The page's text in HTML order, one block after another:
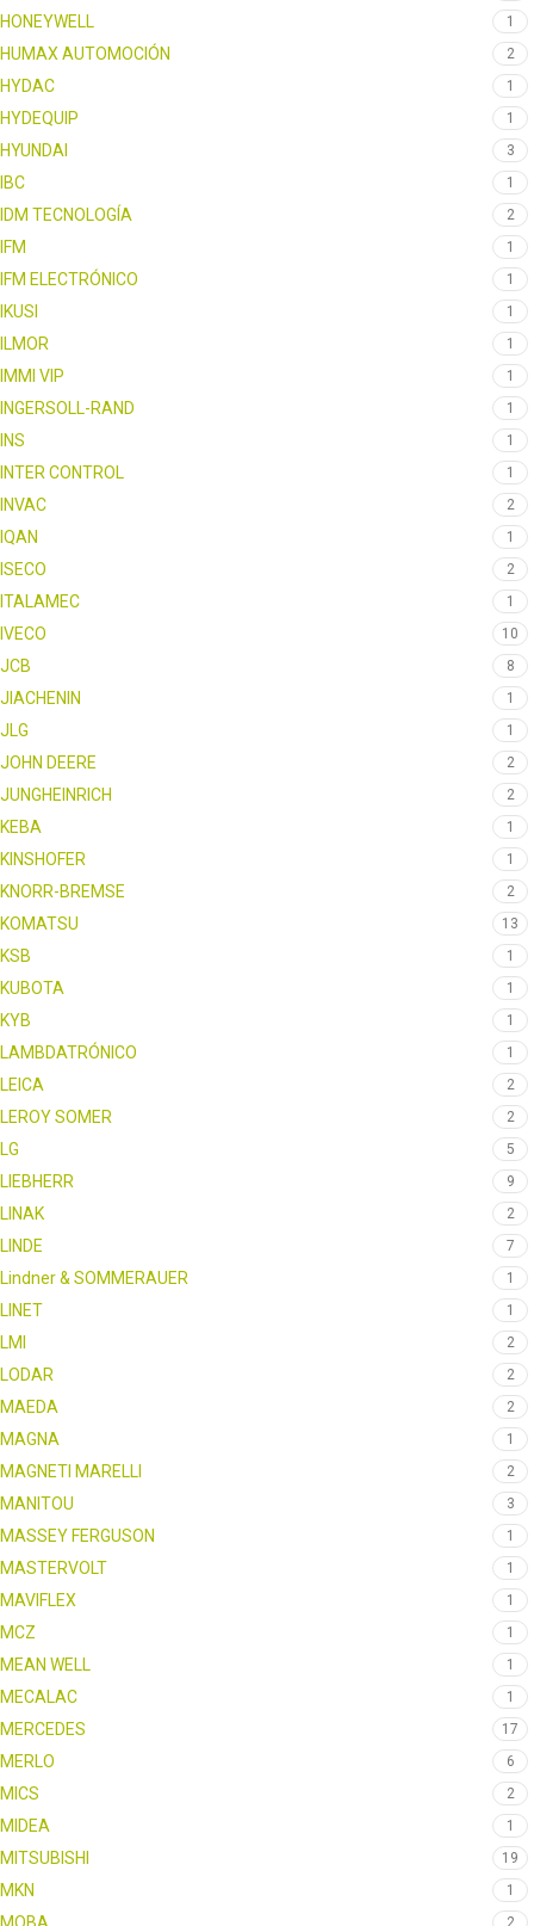
HONEYWELL 1
HUMAX AUTOMOCIÓN 2
HYDAC 1
HYDEQUIP 1
HYUNDAI 3
IBC 1
IDM TECNOLOGÍA 2
IFM 1
IFM ELECTRÓNICO 1
IKUSI 1
ILMOR 1
IMMI VIP 1
INGERSOLL-RAND 1
INS 1
INTER CONTROL 1
INVAC 2
IQAN 1
ISECO 2
ITALAMEC 1
IVECO 10
JCB 8
JIACHENIN 1
JLG 1
JOHN DEERE 2
JUNGHEINRICH 2
KEBA 1
KINSHOFER 1
KNORR-BREMSE 2
KOMATSU 13
KSB 1
KUBOTA 1
KYB 1
LAMBDATRÓNICO 1
LEICA 2
LEROY SOMER 2
LG 5
LIEBHERR 9
LINAK 2
LINDE 7
Lindner & SOMMERAUER 1
LINET 1
LMI 2
LODAR 2
MAEDA 2
MAGNA 1
MAGNETI MARELLI 2
MANITOU 3
MASSEY FERGUSON 1
MASTERVOLT 1
MAVIFLEX 1
MCZ 1
MEAN WELL 1
MECALAC 1
MERCEDES 17
MERLO 6
MICS 2
MIDEA 1
MITSUBISHI 19
MKN 1
2